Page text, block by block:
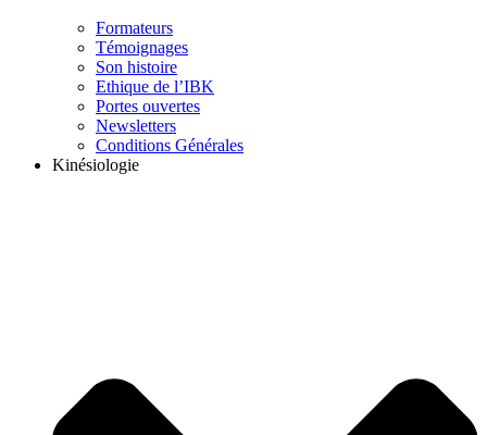
Formateurs
Témoignages
Son histoire
Ethique de l’IBK
Portes ouvertes
Newsletters
Conditions Générales
Kinésiologie